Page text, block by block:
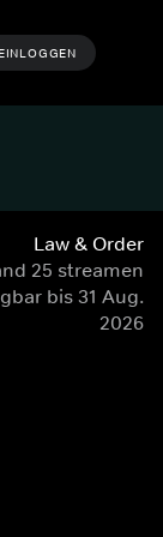
EINLOGGEN
Law & Order
25 streamen
bis 31 Aug.
2026